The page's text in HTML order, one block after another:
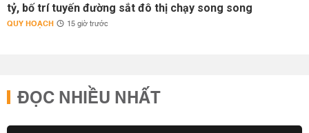
tỷ, bố trí tuyến đường sắt đô thị chạy song song
QUY HOẠCH 15 giờ trước
ĐỌC NHIỀU NHẤT